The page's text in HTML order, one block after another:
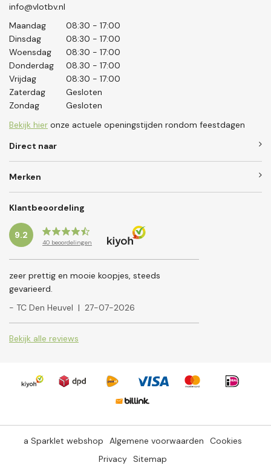
info@vlotbv.nl
Maandag
08:30 - 17:00
Dinsdag
08:30 - 17:00
Woensdag
08:30 - 17:00
Donderdag
08.30 - 17:00
Vrijdag
08:30 - 17:00
Zaterdag
Gesloten
Zondag
Gesloten
Bekijk hier onze actuele openingstijden rondom feestdagen
Direct naar
Merken
Klantbeoordeling
9.2
40 beoordelingen
zeer prettig en mooie koopjes, steeds
gevarieerd.
- TC Den Heuvel | 27-07-2026
Bekijk alle reviews
a Sparklet webshop Algemene voorwaarden
Cookies
Privacy Sitemap